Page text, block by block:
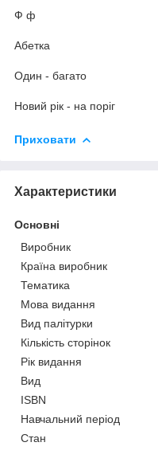
Ф ф
Абетка
Один - багато
Новий рік - на поріг
Приховати
Характеристики
Основні
Виробник
Країна виробник
Тематика
Мова видання
Вид палітурки
Кількість сторінок
Рік видання
Вид
ISBN
Навчальний період
Стан